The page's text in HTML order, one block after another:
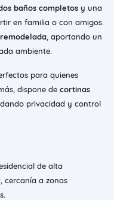
baños completos y una
en familia o con amigos.
, aportando un
ambiente.
para quienes
dispone de cortinas
privacidad y control
de alta
cercanía a zonas